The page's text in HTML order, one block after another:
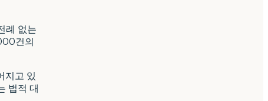
례 없는
건의
지고 있
법적 대